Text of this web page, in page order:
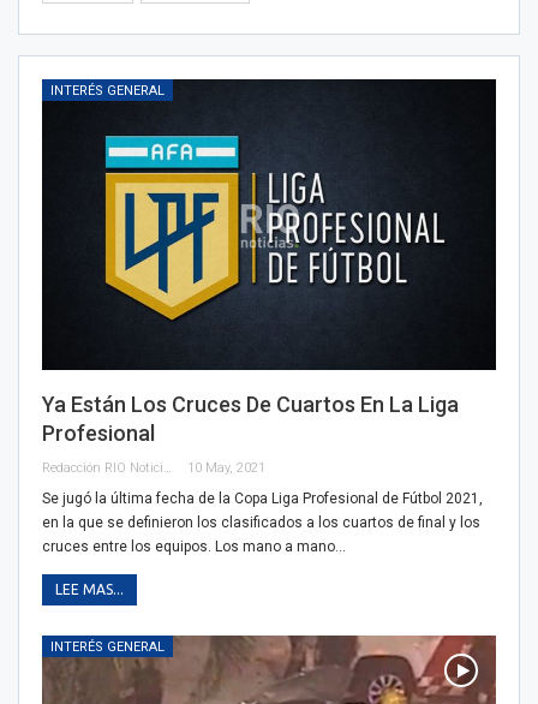
INTERÉS GENERAL
Ya Están Los Cruces De Cuartos En La Liga
Profesional
Redacción RIO Noticias 10 May, 2021
Se jugó la última fecha de la Copa Liga Profesional de Fútbol 2021,
en la que se definieron los clasificados a los cuartos de final y los
cruces entre los equipos. Los mano a mano…
LEE MAS...
INTERÉS GENERAL